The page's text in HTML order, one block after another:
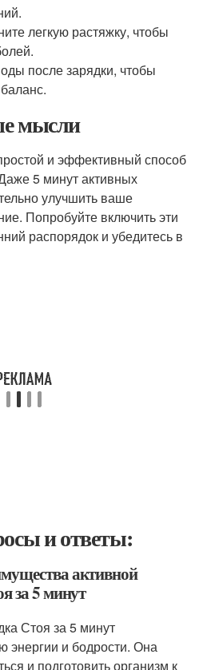
легкую растяжку, чтобы
после зарядки, чтобы
мысли
и эффективный способ
5 минут активных
улучшить ваше
Попробуйте включить эти
распорядок и убедитесь в
и ответы:
активной
за 5 минут
Стоя за 5 минут
энергии и бодрости. Она
и подготовить организм к